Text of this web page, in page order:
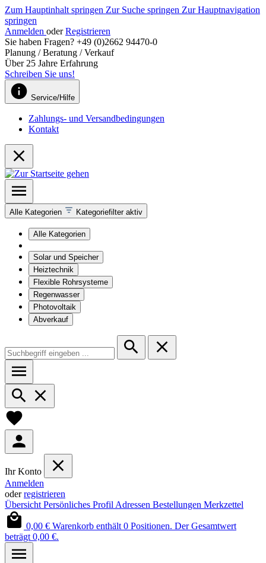
Zum Hauptinhalt springen Zur Suche springen Zur Hauptnavigation
springen
Anmelden oder Registrieren
Sie haben Fragen? +49 (0)2662 94470-0
Planung / Beratung / Verkauf
Über 25 Jahre Erfahrung
Schreiben Sie uns!
Service/Hilfe
Zahlungs- und Versandbedingungen
Kontakt
Alle Kategorien Kategoriefilter aktiv
Alle Kategorien
Solar und Speicher
Heiztechnik
Flexible Rohrsysteme
Regenwasser
Photovoltaik
Abverkauf
Ihr Konto
Anmelden
oderregistrieren
Übersicht Persönliches Profil Adressen Bestellungen Merkzettel
0,00 € Warenkorb enthält 0 Positionen. Der Gesamtwert
beträgt 0,00 €.